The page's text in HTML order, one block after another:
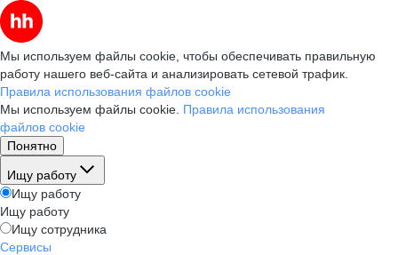
Мы используем файлы cookie, чтобы обеспечивать правильную
работу нашего веб-сайта и анализировать сетевой трафик.
Правила использования файлов cookie
Мы используем файлы cookie. Правила использования
файлов cookie
Понятно
Ищу работу
Ищу работу
Ищу работу
Ищу сотрудника
Сервисы